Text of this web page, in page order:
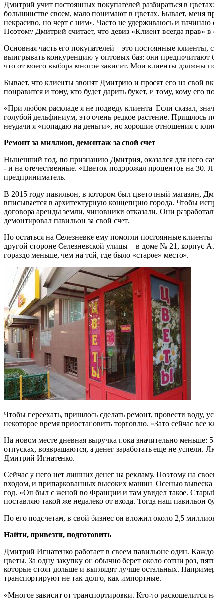
Дмитрий учит постоянных покупателей разбираться в
большинстве своем, мало понимают в цветах. Бывает, меня
некрасиво, но черт с ним». Часто не удерживаюсь и
Поэтому Дмитрий считает, что девиз «Клиент всегда прав» в
Основная часть его покупателей – это постоянные
выигрывать конкуренцию у оптовых баз: они
что от моего выбора многое зависит. Мои клиенты должны
Бывает, что клиенты звонят Дмитрию и просят его на свой
понравится и тому, кто будет дарить букет, и тому, кому его
«При любом раскладе я не подведу клиента. Если сказал,
голубой дельфиниум, это очень редкое растение. Пришлось
неудачи я «попадаю на деньги», но хорошие отношения с
Ремонт за миллион, демонтаж за свой счет
Нынешний год, по признанию Дмитрия, оказался для него
- и на отечественные. «Цветок подорожал процентов на 30.
предприниматель.
В 2015 году павильон, в котором был цветочный магазин,
вписывается в архитектурную концепцию города. Чтобы
договора аренды земли, чиновники отказали. Они
демонтировал павильон за свой счет.
Но остаться на Селезневке ему помогли постоянные
другой стороне Селезневской улицы – в доме № 21, корпус
гораздо меньше, чем на той, где было «старое» место».
Чтобы переехать, пришлось сделать ремонт, провести воду,
некоторое время приостановить торговлю. «Зато сейчас
На новом месте дневная выручка пока значительно меньше:
отпусках, возвращаются, а денег заработать еще не
Дмитрий Игнатенко.
Сейчас у него нет лишних денег на рекламу. Поэтому на
входом, и припаркованных высоких машин. Осенью вывеска
год. «Он был с женой во Франции и там увидел такое.
поставляю такой же недалеко от входа. Тогда наш павильон
По его подсчетам, в свой бизнес он вложил около 2,5
Найти, привезти, подготовить
Дмитрий Игнатенко работает в своем павильоне один.
цветы. За одну закупку он обычно берет около сотни роз,
которые стоят дольше и выглядят лучше остальных.
транспортируют не так долго, как импортные.
«Многое зависит от транспортировки. Кто-то